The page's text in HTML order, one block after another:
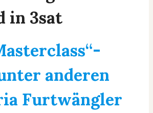
in 3sat
anderen
Furtwängler